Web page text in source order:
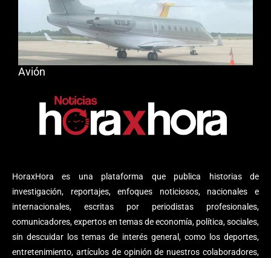
HoraxHora es una plataforma que publica historias de
investigación, reportajes, enfoques noticiosos, nacionales e
internacionales, escritas por periodistas profesionales,
comunicadores, expertos en temas de economía, política, sociales,
sin descuidar los temas de interés general, como los deportes,
entretenimiento, artículos de opinión de nuestros colaboradores,
Avión